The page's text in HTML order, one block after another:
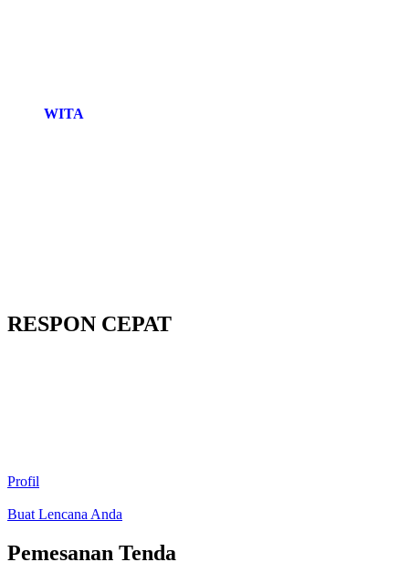
WITA
RESPON CEPAT
Profil
Buat Lencana Anda
Pemesanan Tenda